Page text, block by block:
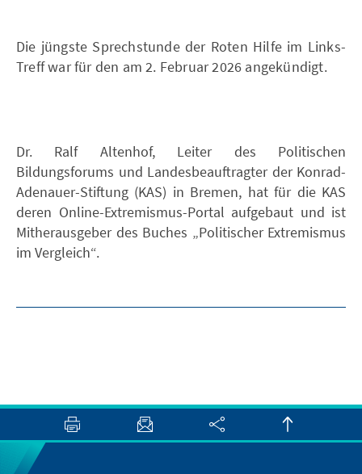
Die jüngste Sprechstunde der Roten Hilfe im Links-
Treff war für den am 2. Februar 2026 angekündigt.
Dr. Ralf Altenhof, Leiter des Politischen
Bildungsforums und Landesbeauftragter der Konrad-
Adenauer-Stiftung (KAS) in Bremen, hat für die KAS
deren Online-Extremismus-Portal aufgebaut und ist
Mitherausgeber des Buches „Politischer Extremismus
im Vergleich“.